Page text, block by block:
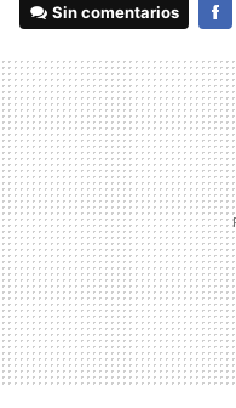
Sin comentarios